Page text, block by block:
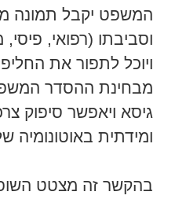
המשפט יקבל תמונה
וסביבתו (רפואי,
ויוכל לתפור את
מבחינת ההסדר
גיסא ויאפשר סיפוק
ומידתית באוטונומיה
בהקשר זה מצטט